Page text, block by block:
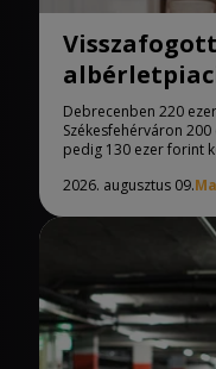
Debrecenben 220
Székesfehérváron
pedig 130 ezer forint
2026. augusztus 09.